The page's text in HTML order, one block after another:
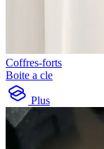
Coffres-forts
Boite a cle
Plus